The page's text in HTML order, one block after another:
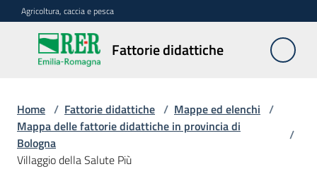
Vai al contenuto
Vai alla navigazione
Vai al footer
Agricoltura, caccia e pesca
Fattorie didattiche
Fattorie
didattiche
Trova
sulla
mappa
Home / Fattorie didattiche / Mappe ed elenchi /
Mappa delle fattorie didattiche in provincia di
Bologna
/
Villaggio della Salute Più